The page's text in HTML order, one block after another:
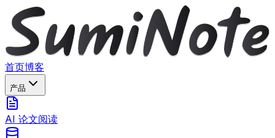
首页博客
产品
AI 论文阅读